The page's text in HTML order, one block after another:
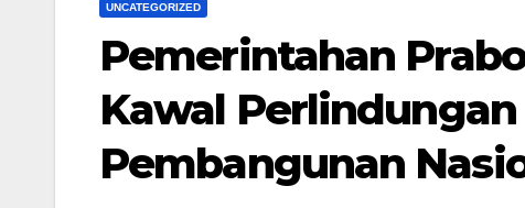
UNCATEGORIZED
Pemerintahan
Kawal
Pembangunan